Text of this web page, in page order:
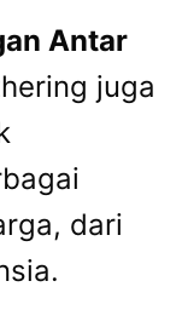
Antar
juga
dari